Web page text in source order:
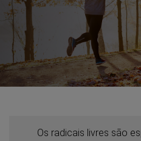
Os radicais livres são